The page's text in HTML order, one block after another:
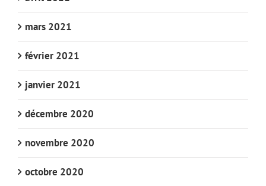
mars 2021
février 2021
janvier 2021
décembre 2020
novembre 2020
octobre 2020